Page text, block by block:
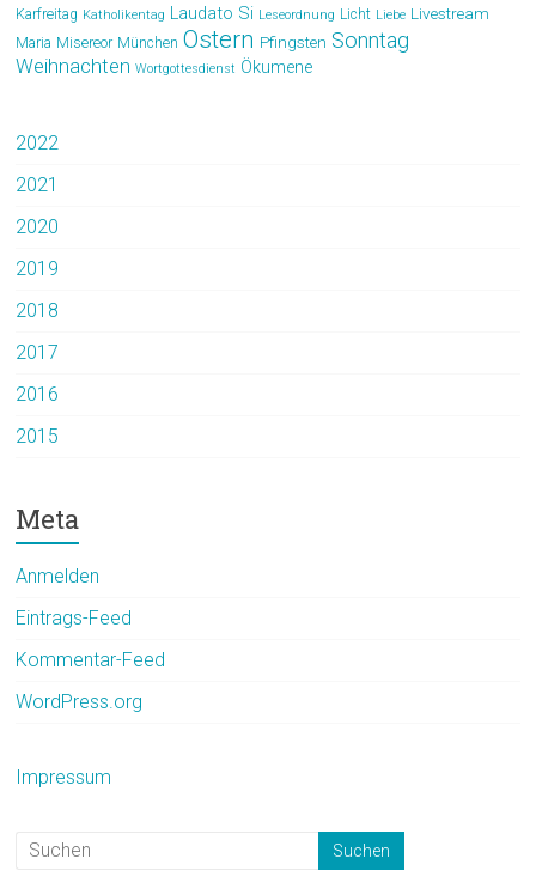
Karfreitag Katholikentag Laudato Si Leseordnung Licht Liebe Livestream
Maria Misereor München Ostern Pfingsten Sonntag
Weihnachten Wortgottesdienst Ökumene
2022
2021
2020
2019
2018
2017
2016
2015
Meta
Anmelden
Eintrags-Feed
Kommentar-Feed
WordPress.org
Impressum